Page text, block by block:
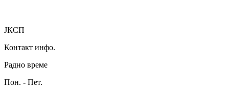
ЈКСП
Контакт инфо.
Радно време
Пон. - Пет.